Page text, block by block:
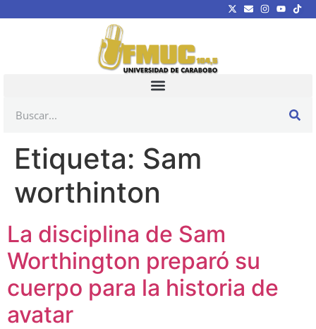
Etiqueta: Sam
worthinton
La disciplina de Sam
Worthington preparó su
cuerpo para la historia de
avatar